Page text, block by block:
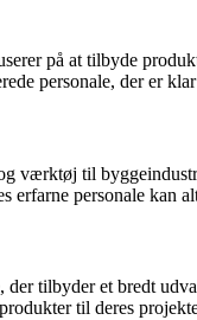
på at tilbyde
personale, der er
værktøj til
erfarne personale
tilbyder et bredt
til deres